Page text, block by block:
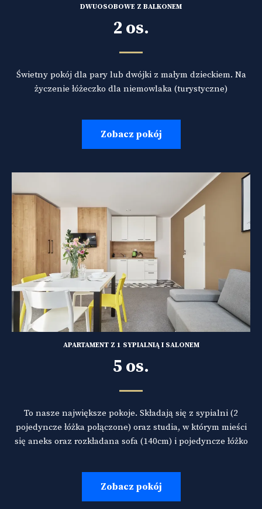
DWUOSOBOWE Z BALKONEM
2 os.
Świetny pokój dla pary lub dwójki z małym dzieckiem. Na
życzenie łóżeczko dla niemowlaka (turystyczne)
Zobacz pokój
APARTAMENT Z 1 SYPIALNIĄ I SALONEM
5 os.
To nasze największe pokoje. Składają się z sypialni (2
pojedyncze łóżka połączone) oraz studia, w którym mieści
się aneks oraz rozkładana sofa (140cm) i pojedyncze łóżko
Zobacz pokój